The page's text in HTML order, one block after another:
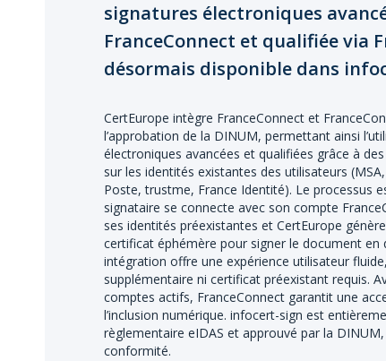
signatures électroniques
FranceConnect et qualifiée via
désormais disponible dans
CertEurope intègre FranceConnect et
l’approbation de la DINUM, permettant ainsi
électroniques avancées et qualifiées grâce à
sur les identités existantes des utilisateurs
Poste, trustme, France Identité). Le processus
signataire se connecte avec son compte
ses identités préexistantes et CertEurope
certificat éphémère pour signer le document en
intégration offre une expérience utilisateur
supplémentaire ni certificat préexistant requis.
comptes actifs, FranceConnect garantit une
l’inclusion numérique. infocert-sign est
règlementaire eIDAS et approuvé par la
conformité.